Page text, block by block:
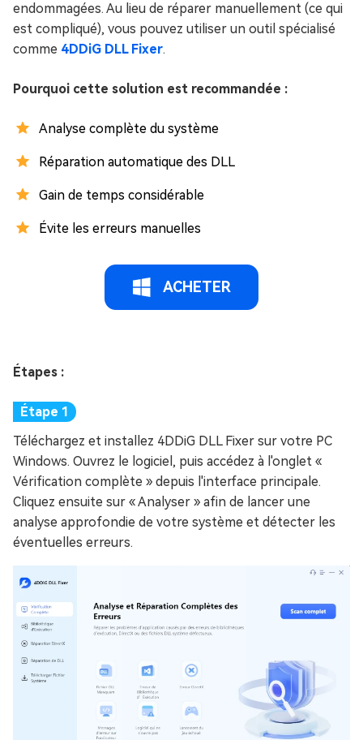
endommagées. Au lieu de réparer manuellement (ce qui
est compliqué), vous pouvez utiliser un outil spécialisé
comme 4DDiG DLL Fixer.
Pourquoi cette solution est recommandée :
Analyse complète du système
Réparation automatique des DLL
Gain de temps considérable
Évite les erreurs manuelles
ACHETER
Étapes :
Téléchargez et installez 4DDiG DLL Fixer sur votre PC
Windows. Ouvrez le logiciel, puis accédez à l'onglet «
Vérification complète » depuis l'interface principale.
Cliquez ensuite sur « Analyser » afin de lancer une
analyse approfondie de votre système et détecter les
éventuelles erreurs.